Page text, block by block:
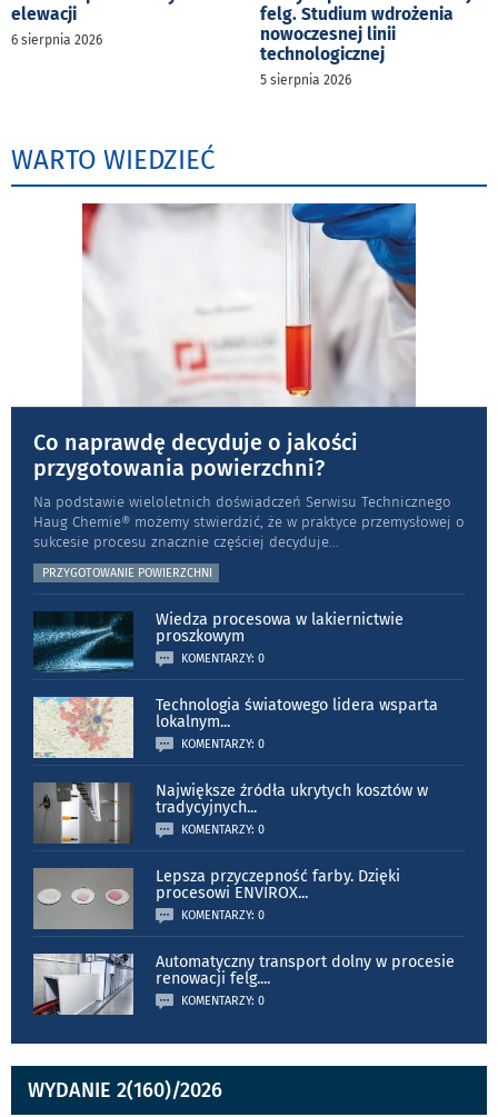
elewacji
6 sierpnia 2026
felg. Studium wdrożenia
nowoczesnej linii
technologicznej
5 sierpnia 2026
WARTO WIEDZIEĆ
Co naprawdę decyduje o jakości
przygotowania powierzchni?
Na podstawie wieloletnich doświadczeń Serwisu Technicznego
Haug Chemie® możemy stwierdzić, że w praktyce przemysłowej o
sukcesie procesu znacznie częściej decyduje...
PRZYGOTOWANIE POWIERZCHNI
Wiedza procesowa w lakiernictwie
proszkowym
KOMENTARZY: 0
Technologia światowego lidera wsparta
lokalnym...
KOMENTARZY: 0
Największe źródła ukrytych kosztów w
tradycyjnych...
KOMENTARZY: 0
Lepsza przyczepność farby. Dzięki
procesowi ENVIROX...
KOMENTARZY: 0
Automatyczny transport dolny w procesie
renowacji felg....
KOMENTARZY: 0
WYDANIE 2(160)/2026